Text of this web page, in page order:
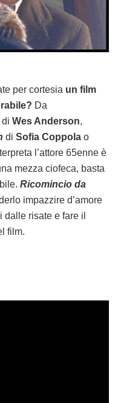
per cortesia un film
Da
di Wes Anderson,
di Sofia Coppola o
l’attore 65enne è
mezza ciofeca, basta
Ricomincio da
impazzire d’amore
risate e fare il
film.